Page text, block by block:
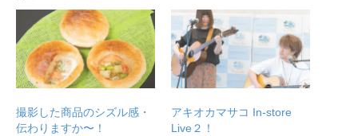
撮影した商品のシズル感・
伝わりますか〜！
アキオカマサコ In-store
Live２！